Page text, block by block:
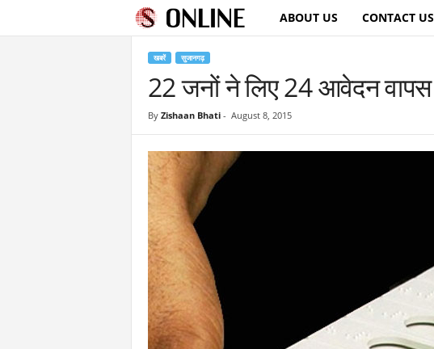
a
ABOUT US CONTACT US
खबरें सुजानगढ़
22 जनों ने लिए 24 आवेदन वापस
By Zishaan Bhati- August 8, 2015